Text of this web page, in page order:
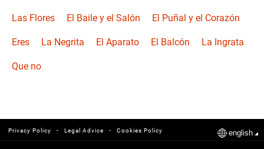
Las Flores El Baile y el Salón El Puñal y el Corazón
Eres La Negrita El Aparato El Balcón La Ingrata
Que no
Cookies Policy
-
Legal Advice
-
Privacy Policy english